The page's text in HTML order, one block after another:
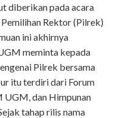
diberikan pada acara
Rektor (Pilrek)
ini akhirnya
meminta kepada
Pilrek bersama
itu terdiri dari Forum
dan Himpunan
tahap rilis nama